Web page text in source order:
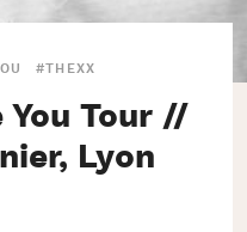
#THEXX
You Tour //
Lyon